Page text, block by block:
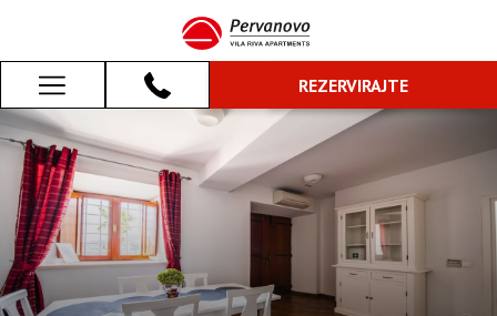
REZERVIRAJTE
Hamburger
Menu
REZERVIRAJTE